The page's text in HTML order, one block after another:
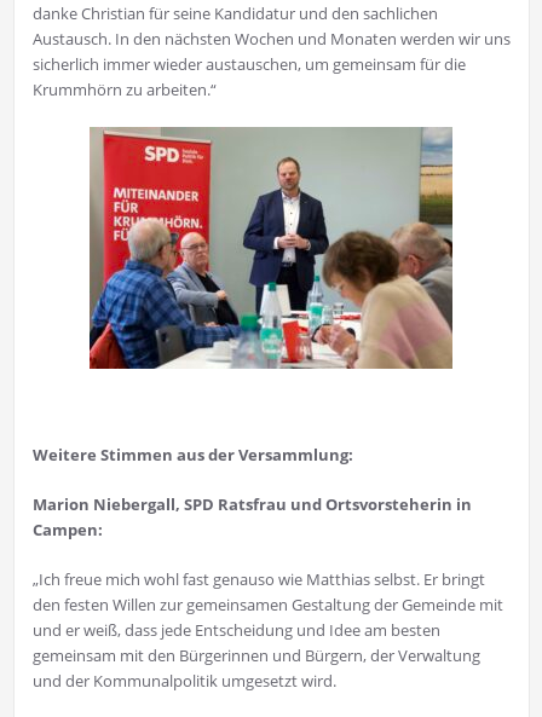
danke Christian für seine Kandidatur und den sachlichen
Austausch. In den nächsten Wochen und Monaten werden wir uns
sicherlich immer wieder austauschen, um gemeinsam für die
Krummhörn zu arbeiten.“
Weitere Stimmen aus der Versammlung:
Marion Niebergall, SPD Ratsfrau und Ortsvorsteherin in
Campen:
„Ich freue mich wohl fast genauso wie Matthias selbst. Er bringt
den festen Willen zur gemeinsamen Gestaltung der Gemeinde mit
und er weiß, dass jede Entscheidung und Idee am besten
gemeinsam mit den Bürgerinnen und Bürgern, der Verwaltung
und der Kommunalpolitik umgesetzt wird.